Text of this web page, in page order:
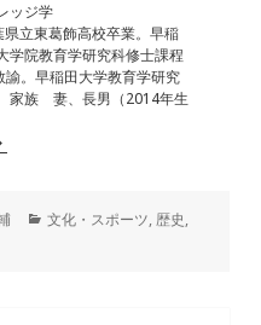
ッジ学
立東葛飾高校卒業。早稲
学院教育学研究科修士課程
。早稲田大学教育学研究
家族 妻、長男（2014年生
カ
文化・スポーツ, 歴史,